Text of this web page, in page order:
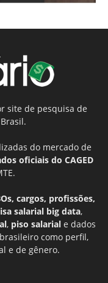
site de pesquisa de
do mercado de
oficiais do CAGED
cargos, profissões,
salarial big data,
, piso salarial e dados
como perfil,
e de gênero.